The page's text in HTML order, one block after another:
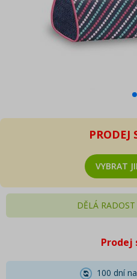
PRODEJ
VYBRAT
DĚLÁ
Prodej
100 dní na